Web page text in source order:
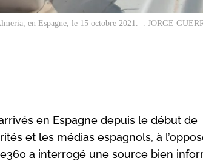
en Espagne, le 15 octobre 2021. . JORGE
en Espagne depuis le début de
et les médias espagnols, à
a interrogé une source bien